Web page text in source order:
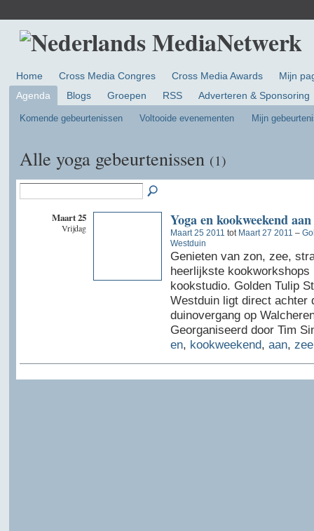
Home Cross Media Congres Cross Media Awards
Mijn
Agenda
Blogs Groepen RSS Adverteren & Sponsoring
Komende gebeurtenissen Voltooide evenementen Mijn
Alle yoga gebeurtenissen (1)
Maart 25
Vrijdag Yoga en kookweekend aan
Maart 25 2011 tot Maart 27 2011 –
Westduin
Genieten van zon, zee,
heerlijkste kookworkshops
kookstudio. Golden Tulip
Westduin ligt direct achter
duinovergang op
Georganiseerd door Tim
en, kookweekend, aan,